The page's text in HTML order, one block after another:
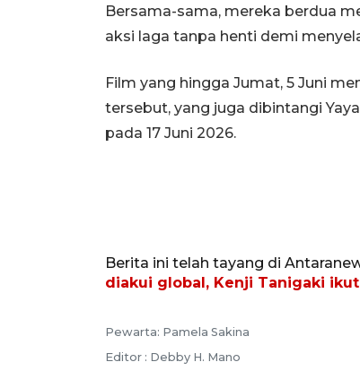
Bersama-sama, mereka berdua
aksi laga tanpa henti demi
Film yang hingga Jumat, 5 Juni
tersebut, yang juga dibintangi
pada 17 Juni 2026.
Berita ini telah tayang di
diakui global, Kenji Tanigaki
Pewarta: Pamela Sakina
Editor : Debby H. Mano